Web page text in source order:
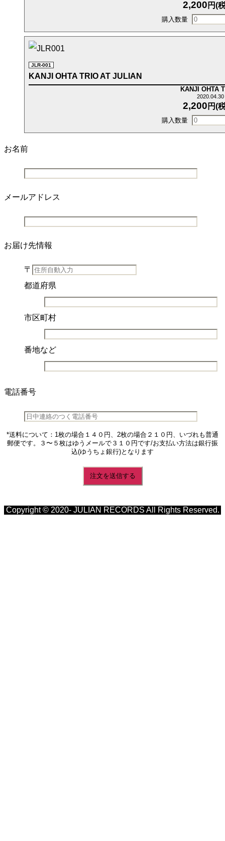
2,200 円(
JLR-001
KANJI OHTA TRIO AT JULIAN
KANJI OHTA
2,200 円(
お名前
メールアドレス
お届け先情報
〒
都道府県
市区町村
番地など
電話番号
*送料について：1枚の場合１４０円、2枚の場合２１０円、いづれも普通
郵便です。３〜５枚はゆうメールで３１０円です/お支払い方法は銀行振
込(ゆうちょ銀行)となります
Copyright © 2020- JULIAN RECORDS All Rights Reserved.